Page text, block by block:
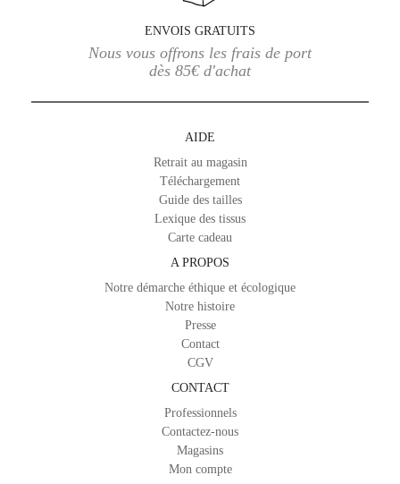
ENVOIS GRATUITS
Nous vous offrons les frais de port
dès 85€ d'achat
AIDE
Retrait au magasin
Téléchargement
Guide des tailles
Lexique des tissus
Carte cadeau
A PROPOS
Notre démarche éthique et écologique
Notre histoire
Presse
Contact
CGV
CONTACT
Professionnels
Contactez-nous
Magasins
Mon compte